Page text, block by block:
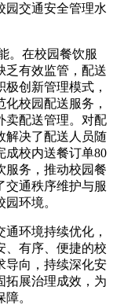
园交通安全管理水
在校园餐饮服
乏有效监管，配送
创新管理模式，
校园配送服务，
卖配送管理。对配
解决了配送人员随
成校内送餐订单80
服务，推动校园餐
交通秩序维护与服
环境。
环境持续优化，
、有序、便捷的校
导向，持续深化安
拓展治理成效，为
。